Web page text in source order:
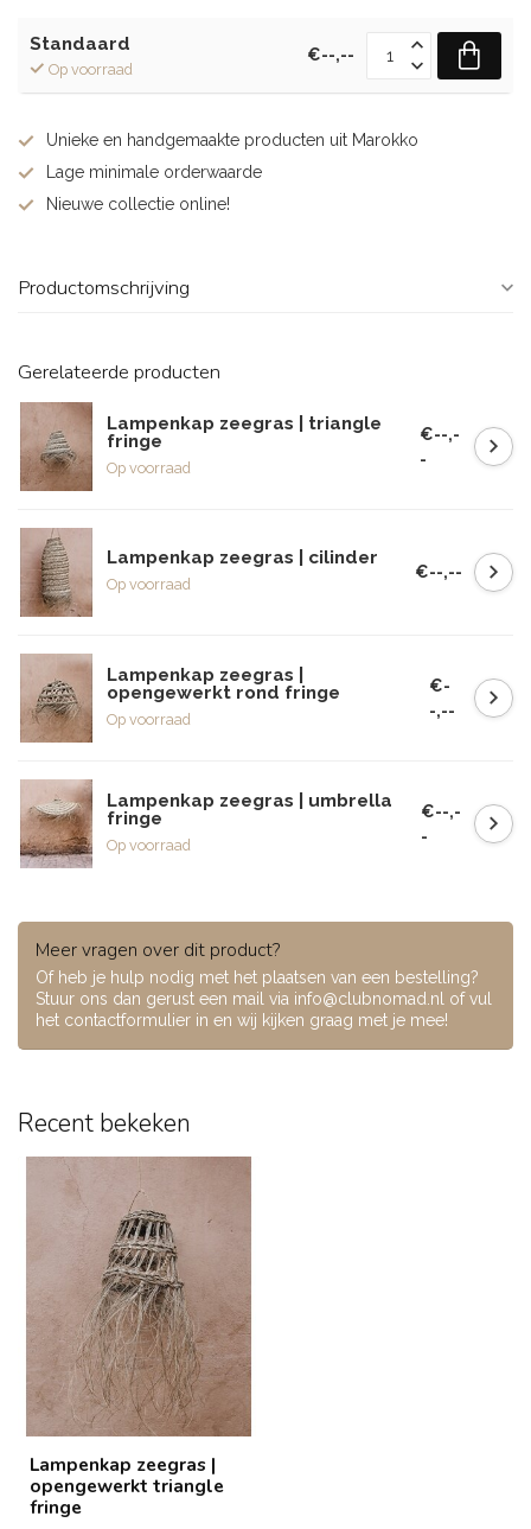
Standaard
Op voorraad
€--,--
Unieke en handgemaakte producten uit Marokko
Lage minimale orderwaarde
Nieuwe collectie online!
Productomschrijving
Gerelateerde producten
Lampenkap zeegras | triangle
fringe
Op voorraad
€--,-
-
Lampenkap zeegras | cilinder
Op voorraad
€--,--
Lampenkap zeegras |
opengewerkt rond fringe
Op voorraad
€-
-,--
Lampenkap zeegras | umbrella
fringe
Op voorraad
€--,-
-
Meer vragen over dit product?
Of heb je hulp nodig met het plaatsen van een bestelling?
Stuur ons dan gerust een mail via info@clubnomad.nl of vul
het contactformulier in en wij kijken graag met je mee!
Recent bekeken
Lampenkap zeegras |
opengewerkt triangle
fringe